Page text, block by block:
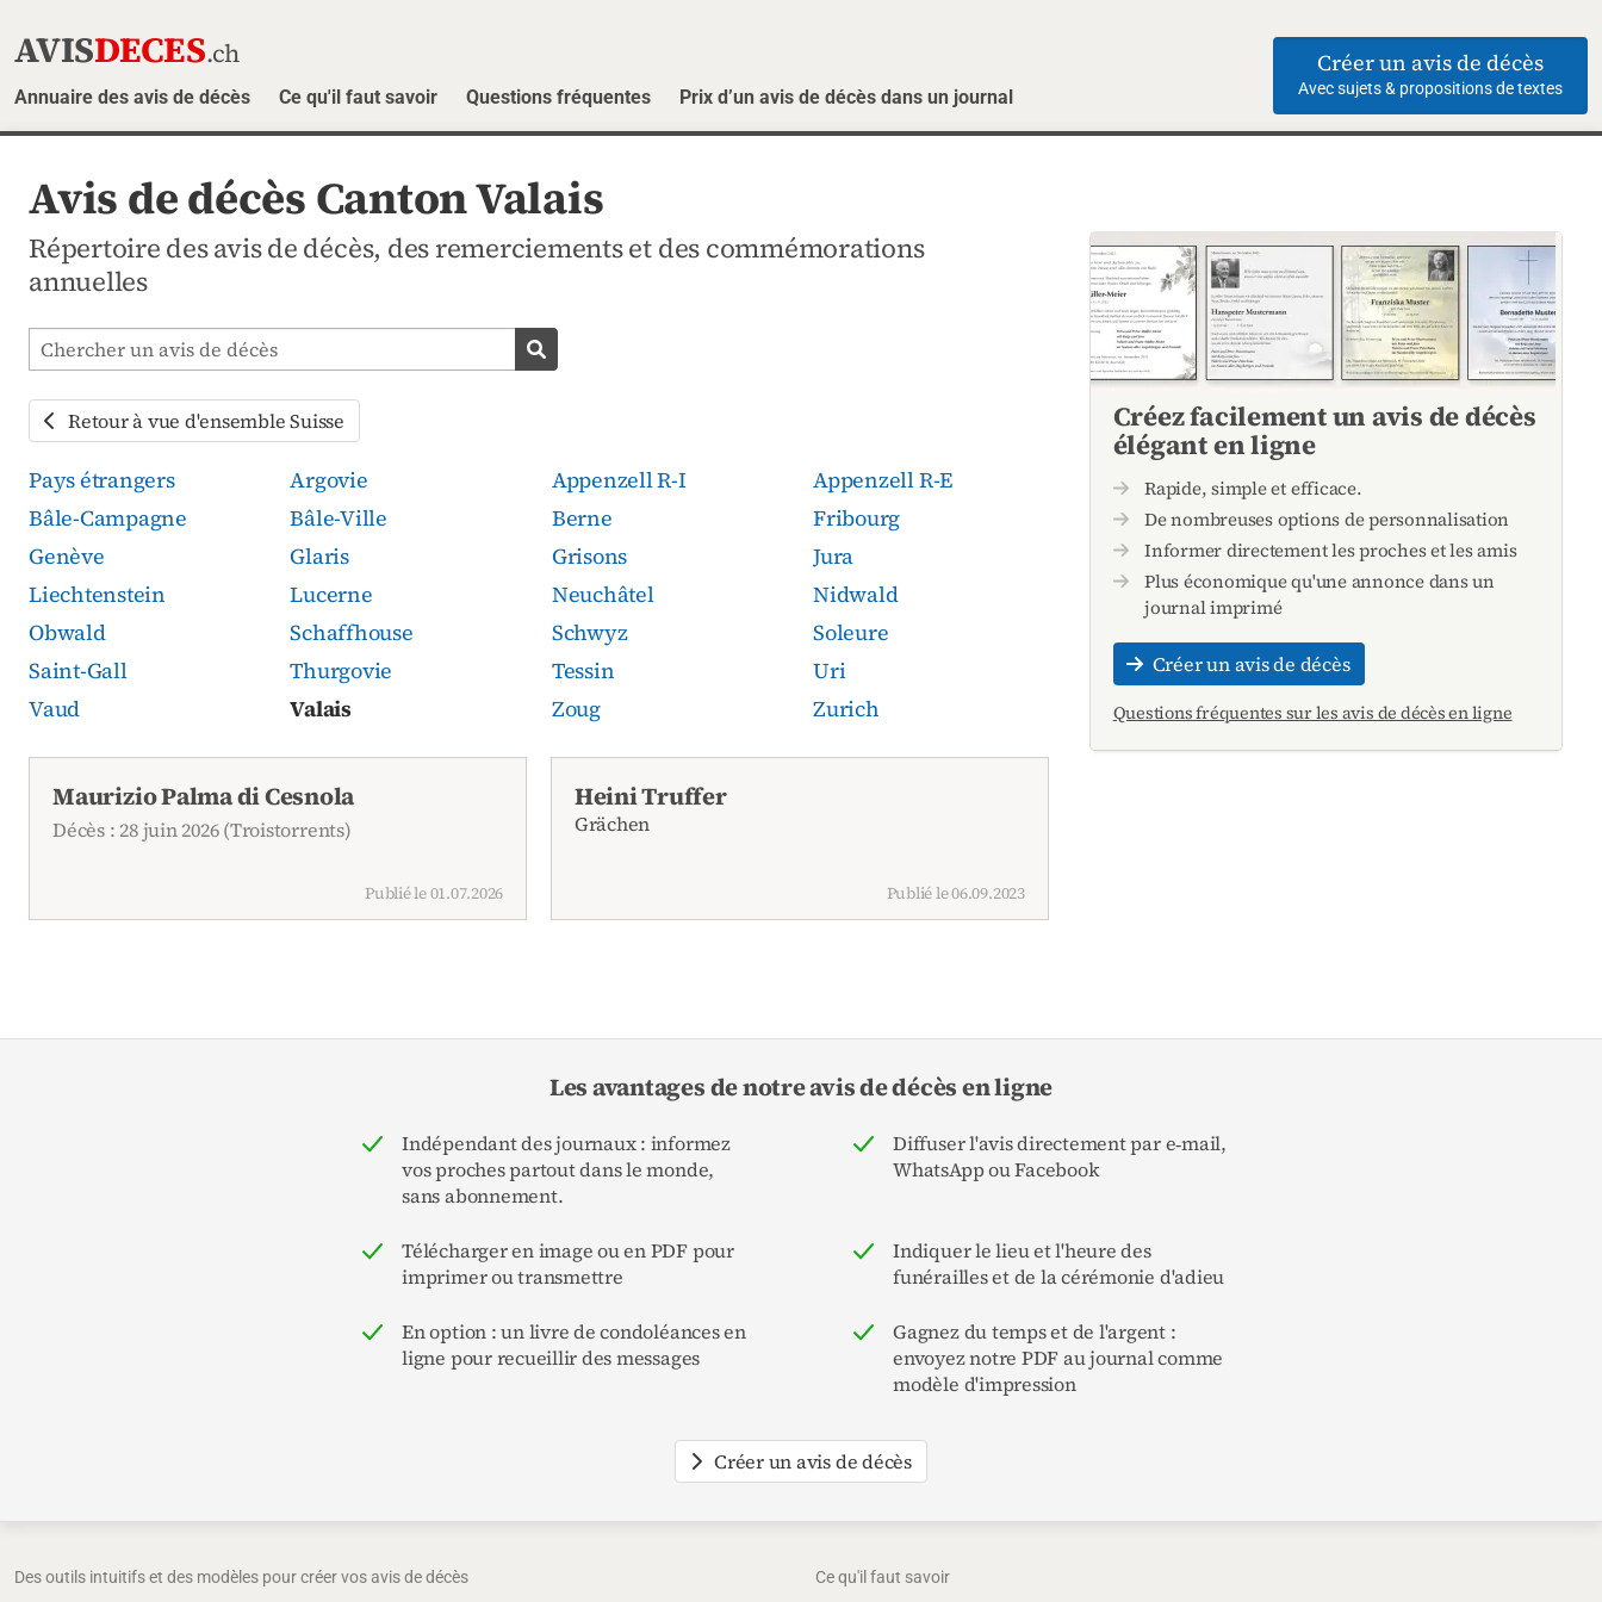
AVISDECES.ch
Annuaire des avis de décès Ce qu'il faut savoir Questions fréquentes Prix d’un avis de décès dans un journal
Créer un avis de décès
Avec sujets & propositions de textes
Avis de décès Canton Valais
Répertoire des avis de décès, des remerciements et des commémorations
annuelles
Chercher les avis mortuaires
Chercher un avis de décès
Retour à vue d'ensemble Suisse
Pays étrangers Argovie Appenzell R-I
Appenzell R-E
Bâle-Campagne
Bâle-Ville Berne
Fribourg
Genève
Glaris Grisons
Jura
Liechtenstein
Lucerne Neuchâtel
Nidwald
Obwald
Schaffhouse Schwyz
Soleure
Saint-Gall
Thurgovie Tessin
Uri
Vaud
Valais Zoug Zurich
Maurizio Palma di Cesnola
Décès : 28 juin 2026 (Troistorrents)
Publié le 01.07.2026
Heini Truffer
Grächen
Publié le 06.09.2023
Créez facilement un avis de décès
élégant en ligne
Rapide, simple et efficace.
De nombreuses options de personnalisation
Informer directement les proches et les amis
Plus économique qu'une annonce dans un
journal imprimé
Créer un avis de décès
Questions fréquentes sur les avis de décès en ligne
Les avantages de notre avis de décès en ligne
Indépendant des journaux : informez
vos proches partout dans le monde,
sans abonnement.
Diffuser l'avis directement par e‑mail,
WhatsApp ou Facebook
Télécharger en image ou en PDF pour
imprimer ou transmettre
Indiquer le lieu et l'heure des
funérailles et de la cérémonie d'adieu
En option : un livre de condoléances en
ligne pour recueillir des messages
Gagnez du temps et de l'argent :
envoyez notre PDF au journal comme
modèle d'impression
Créer un avis de décès
Des outils intuitifs et des modèles pour créer vos avis de décès Ce qu'il faut savoir